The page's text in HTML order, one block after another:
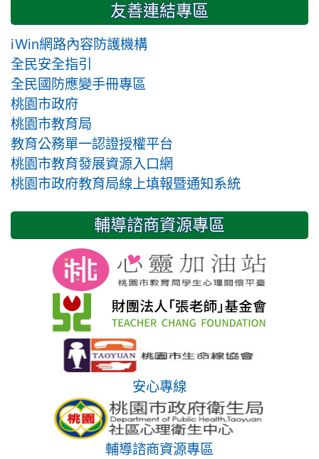
友善連結專區
iWin網路內容防護機構
全民安全指引
全民國防應變手冊專區
桃園市政府
桃園市教育局
教育公務單一認證授權平台
桃園市教育發展資源入口網
桃園市政府教育局線上填報暨通知系統
輔導諮商資源專區
安心專線
輔導諮商資源專區